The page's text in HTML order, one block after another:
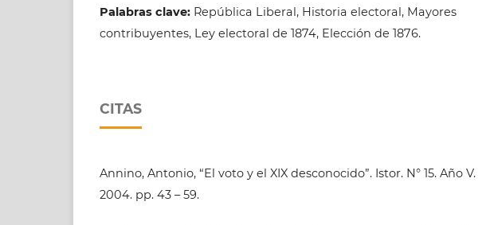
Palabras clave:República Liberal, Historia electoral, Mayores
contribuyentes, Ley electoral de 1874, Elección de 1876.
CITAS
Annino, Antonio, “El voto y el XIX desconocido”. Istor. N° 15. Año V.
2004. pp. 43 – 59.